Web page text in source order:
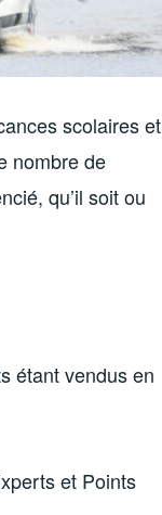
scolaires et
nombre de
qu’il soit ou
étant vendus en
et Points